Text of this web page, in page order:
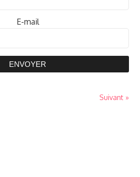
E-mail
ENVOYER
Suivant »